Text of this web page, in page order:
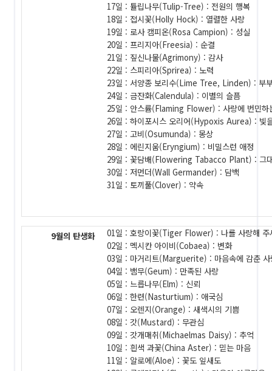
17일 : 튤립나무(Tulip-Tree) : 전원의 행복
18일 : 접시꽃(Holly Hock) : 열렬한 사랑
19일 : 로사 캠피온(Rosa Campion) : 성실
20일 : 프리지아(Freesia) : 순결
21일 : 짚신나물(Agrimony) : 감사
22일 : 스피리아(Sprirea) : 노력
23일 : 서양종 보리수(Lime Tree, Linden) : 부
24일 : 금잔화(Calendula) : 이별의 슬픔
25일 : 안스륨(Flaming Flower) : 사랑에 번민하
26일 : 하이포시스 오리어(Hypoxis Aurea) : 빛
27일 : 고비(Osumunda) : 몽상
28일 : 에린지움(Eryngium) : 비밀스런 애정
29일 : 꽃담배(Flowering Tabacco Plant) : 그
30일 : 저먼더(Wall Germander) : 담백
31일 : 토끼풀(Clover) : 약속
9월의 탄생화
01일 : 호랑이꽃(Tiger Flower) : 나를 사랑해 주
02일 : 멕시칸 아이비(Cobaea) : 변화
03일 : 마거리트(Marguerite) : 마음속에 감춘 사
04일 : 뱀무(Geum) : 만족된 사랑
05일 : 느릅나무(Elm) : 신뢰
06일 : 한련(Nasturtium) : 애국심
07일 : 오렌지(Orange) : 새색시의 기쁨
08일 : 갓(Mustard) : 무관심
09일 : 갓개매취(Michaelmas Daisy) : 추억
10일 : 흰색 과꽃(China Aster) : 믿는 마음
11일 : 알로에(Aloe) : 꽃도 잎새도